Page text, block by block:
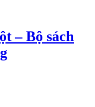
– Bộ sách